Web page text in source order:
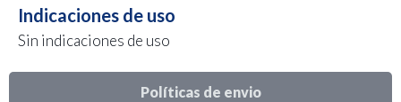
Políticas de envio
Indicaciones de uso
Sin indicaciones de uso